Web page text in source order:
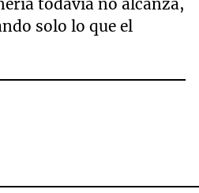
solo lo que el